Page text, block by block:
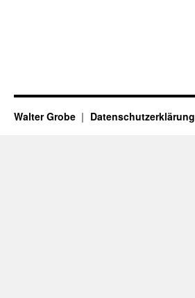
Walter Grobe Datenschutzerklärung